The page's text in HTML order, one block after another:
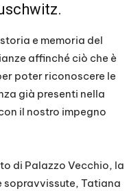
e memoria del
affinché ciò che è
poter riconoscere le
già presenti nella
il nostro impegno
di Palazzo Vecchio, la
sopravvissute, Tatiana